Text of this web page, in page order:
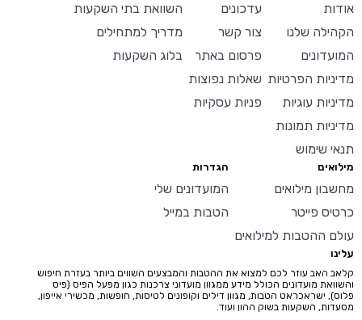
אודות
הקהילה שלנו
המועדונים
מדיניות הפרטיות
מדיניות עוגיות
מדיניות תמונות
תנאי שימוש
עדכונים
צור קשר
פרסום באתר
שאלות נפוצות
פניות עסקיות
השוואת בתי השקעות
מדריך למתחילים
בלוג השקעות
מילואים
מחשבון מילואים
כרטיס פייטר
עולם ההטבות למילואים
הגדרות
המועדונים שלי
הטבות במייל
עלינו
קלאב האב עוזר לכם למצוא את ההטבות והמבצעים השווים ביותר בעזרת חיפוש
והשוואת מועדונים הכולל מידע ממגוון מועדוני צרכנות כגון מפעל הפיס (פיס
פלוס), ישראכראט הטבות, מגוון דילים וקופונים לטיסות, חופשות, מכשירי אייפון,
מסעדות, השקעות בשוק ההון ועוד.